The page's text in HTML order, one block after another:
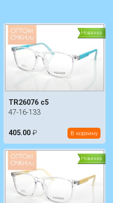
Новинка
TR26076 c5
47-16-133
405.00 ₽ В корзину
Новинка